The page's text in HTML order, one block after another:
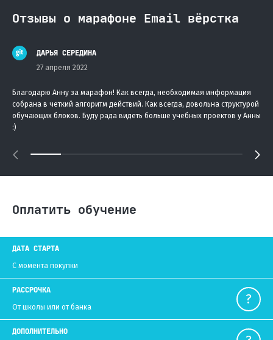
Отзывы о марафоне Email вёрстка
ДАРЬЯ СЕРЕДИНА
27 апреля 2022
Благодарю Анну за марафон! Как всегда, необходимая информация
собрана в четкий алгоритм действий. Как всегда, довольна структурой
обучающих блоков. Буду рада видеть больше учебных проектов у Анны
:)
Оплатить обучение
ДАТА СТАРТА
C момента покупки
РАССРОЧКА
От школы или от банка
ДОПОЛНИТЕЛЬНО